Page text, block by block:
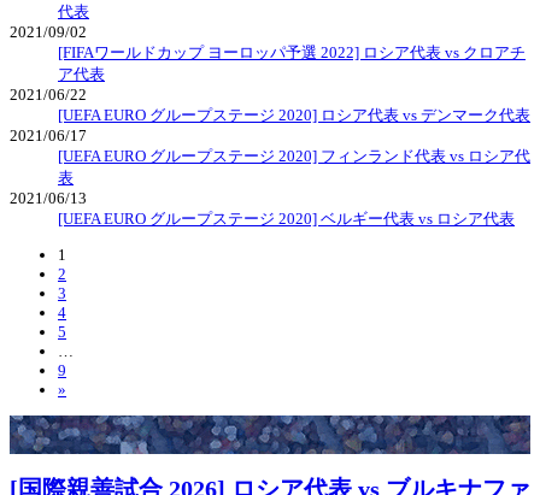
代表
2021/09/02
[FIFAワールドカップ ヨーロッパ予選 2022] ロシア代表 vs クロアチ
ア代表
2021/06/22
[UEFA EURO グループステージ 2020] ロシア代表 vs デンマーク代表
2021/06/17
[UEFA EURO グループステージ 2020] フィンランド代表 vs ロシア代
表
2021/06/13
[UEFA EURO グループステージ 2020] ベルギー代表 vs ロシア代表
1
2
3
4
5
9
»
[国際親善試合 2026] ロシア代表 vs ブルキナファ